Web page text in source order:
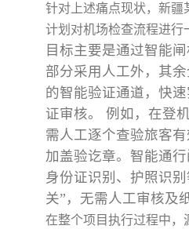
针对上述痛点现状，新疆
计划对机场检查流程进行
目标主要是通过智能
部分采用人工外，其
的智能验证通道，快
证审核。
例如，在登
需人工逐个查验旅客
加盖验讫章。智能通行
身份证识别、护照识
关”，无需人工审核及
在整个项目执行过程中，